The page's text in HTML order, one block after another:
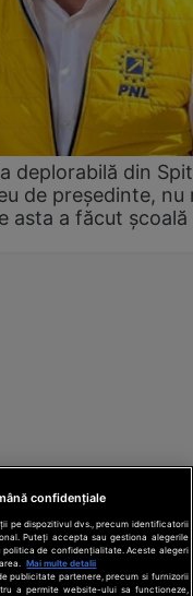
deplorabilă din
de președinte, nu
asta a făcut școală
confidențiale
pe dispozitivul dvs., precum identificatorii
Puteți accepta sau gestiona alegerile
de confidențialitate. Aceste alegeri
Mai multe detalii
publicitate partenere, precum si furnizorii
a permite website-ului sa functioneze,